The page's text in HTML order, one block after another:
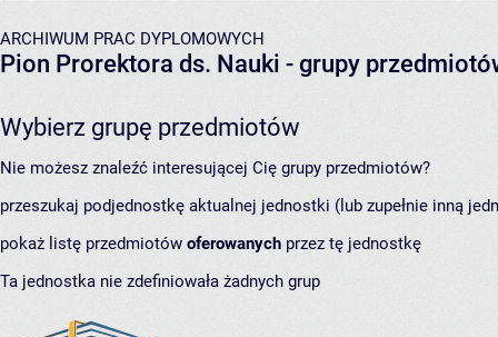
ARCHIWUM PRAC DYPLOMOWYCH
Pion Prorektora ds. Nauki - grupy
Wybierz grupę przedmiotów
Nie możesz znaleźć interesującej Cię grupy przedmiotów?
przeszukaj podjednostkę aktualnej jednostki (lub zupełnie inną
pokaż listę przedmiotów oferowanych przez tę jednostkę
Ta jednostka nie zdefiniowała żadnych grup